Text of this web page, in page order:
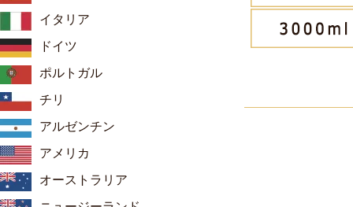
イタリア
ドイツ
ポルトガル
チリ
アルゼンチン
アメリカ
オーストラリア